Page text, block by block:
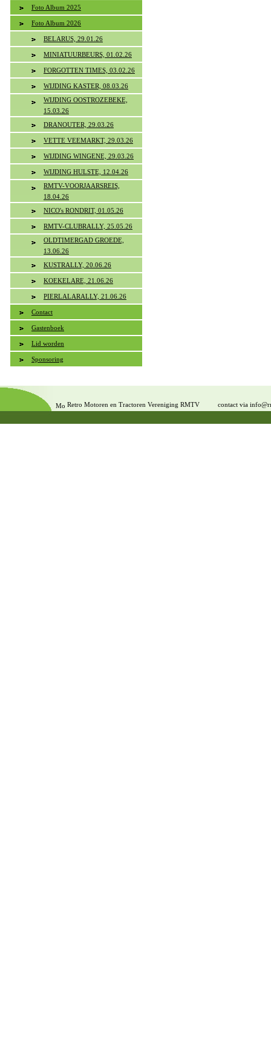
Foto Album 2025
Foto Album 2026
BELARUS, 29.01.26
MINIATUURBEURS, 01.02.26
FORGOTTEN TIMES, 03.02.26
WIJDING KASTER, 08.03.26
WIJDING OOSTROZEBEKE,
15.03.26
DRANOUTER, 29.03.26
VETTE VEEMARKT, 29.03.26
WIJDING WINGENE, 29.03.26
WIJDING HULSTE, 12.04.26
RMTV-VOORJAARSREIS,
18.04.26
NICO's RONDRIT, 01.05.26
RMTV-CLUBRALLY, 25.05.26
OLDTIMERGAD GROEDE,
13.06.26
KUSTRALLY, 20.06.26
KOEKELARE, 21.06.26
PIERLALARALLY, 21.06.26
Contact
Gastenboek
Lid worden
Sponsoring
Retro Motoren en Tractoren Vereniging RMTV contact via